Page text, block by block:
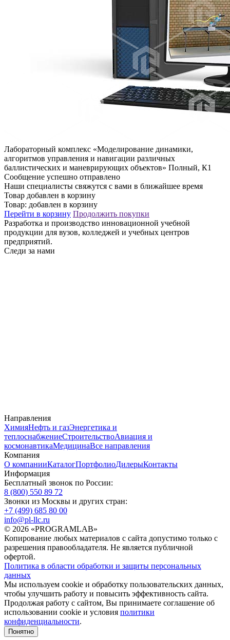
Лабораторный комплекс «Моделирование динамики,
алгоритмов управления и навигации различных
баллистических и маневрирующих объектов» Полный, К1
Сообщение успешно отправлено
Наши специалисты свяжутся с вами в ближайшее время
Товар добавлен в корзину
Товар: добавлен в корзину
Перейти в корзину Продолжить покупки
Разработка и производство инновационной учебной
продукции для вузов, колледжей и учебных центров
предприятий.
Следи за нами
Направления
ХимияНефть и газЭнергетика и
теплоснабжениеСтроительствоАвиация и
космонавтикаМедицинаВсе направления
Компания
О компанииКаталогПортфолиоДилерыКонтакты
Информация
Бесплатный звонок по России:
8 (800) 550 89 72
Звонки из Москвы и других стран:
+7 (499) 685 80 00
info@pl-llc.ru
© 2026 «PROGRAMLAB»
Копирование любых материалов с сайта допустимо только с
разрешения правообладателя. Не является публичной
офертой.
Политика в области обработки и защиты персональных
данных
Мы используем cookie и обработку пользовательских данных,
чтобы улучшить работу и повысить эффективность сайта.
Продолжая работу с сайтом, Вы принимаете соглашение об
использовании cookie и условия политики
конфиденциальности.
Понятно